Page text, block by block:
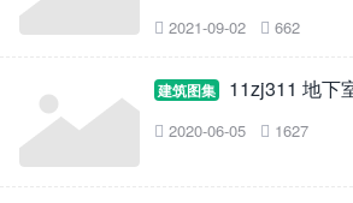
 2021-09-02  662
建筑图集 11zj311 地下
 2020-06-05  1627